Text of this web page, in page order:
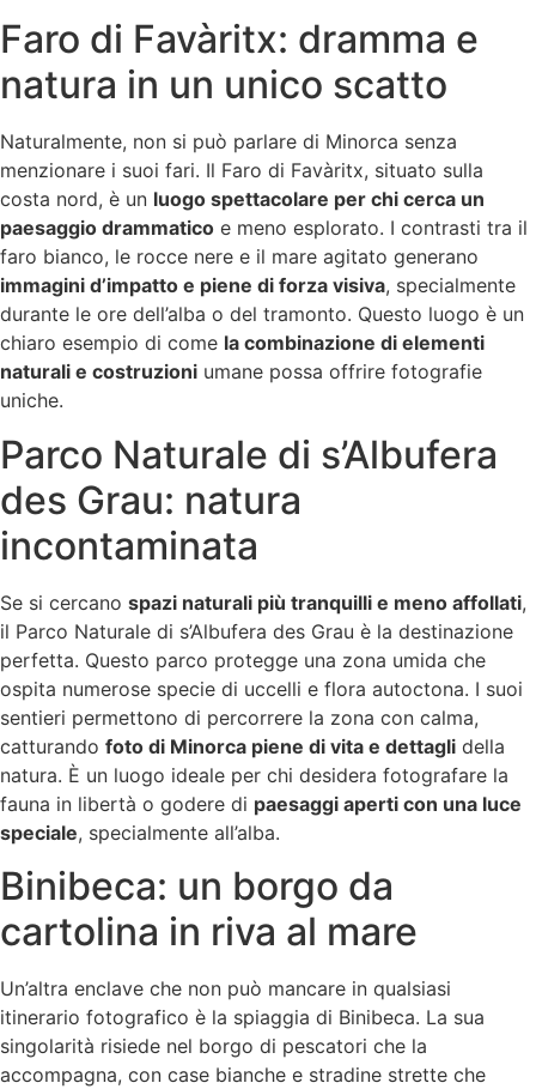
Faro di Favàritx: dramma e
natura in un unico scatto
Naturalmente, non si può parlare di Minorca senza
menzionare i suoi fari. Il Faro di Favàritx, situato sulla
costa nord, è un luogo spettacolare per chi cerca un
paesaggio drammatico e meno esplorato. I contrasti tra il
faro bianco, le rocce nere e il mare agitato generano
immagini d’impatto e piene di forza visiva, specialmente
durante le ore dell’alba o del tramonto. Questo luogo è un
chiaro esempio di come la combinazione di elementi
naturali e costruzioni umane possa offrire fotografie
uniche.
Parco Naturale di s’Albufera
des Grau: natura
incontaminata
Se si cercano spazi naturali più tranquilli e meno affollati,
il Parco Naturale di s’Albufera des Grau è la destinazione
perfetta. Questo parco protegge una zona umida che
ospita numerose specie di uccelli e flora autoctona. I suoi
sentieri permettono di percorrere la zona con calma,
catturando foto di Minorca piene di vita e dettagli della
natura. È un luogo ideale per chi desidera fotografare la
fauna in libertà o godere di paesaggi aperti con una luce
speciale, specialmente all’alba.
Binibeca: un borgo da
cartolina in riva al mare
Un’altra enclave che non può mancare in qualsiasi
itinerario fotografico è la spiaggia di Binibeca. La sua
singolarità risiede nel borgo di pescatori che la
accompagna, con case bianche e stradine strette che